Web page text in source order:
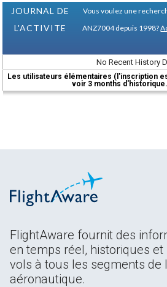
JOURNAL DE
L'ACTIVITE
Vous voulez une
ANZ7004 depuis 1998?
No Recent History
Les utilisateurs élémentaires (l'inscription
voir 3 months d'historique.
FlightAware fournit des
en temps réel, historiques
vols à tous les segments de
aéronautique.